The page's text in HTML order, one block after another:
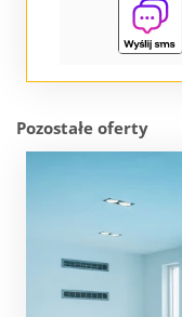
Pozostałe oferty